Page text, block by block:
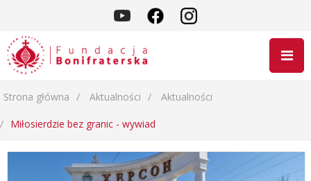
Strona główna Aktualności Aktualności
Miłosierdzie bez granic - wywiad